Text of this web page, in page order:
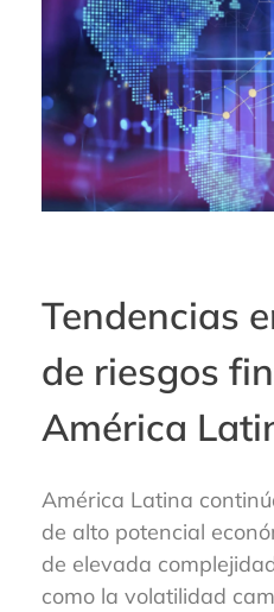
Tendencias
de riesgos
América
América Latina
de alto potencial
de elevada
como la volatilidad